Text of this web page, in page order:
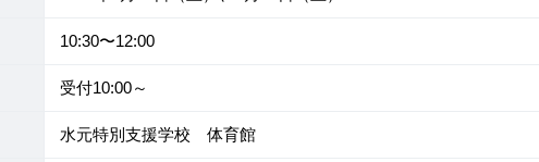
10:30〜12:00
受付10:00～
水元特別支援学校 体育館